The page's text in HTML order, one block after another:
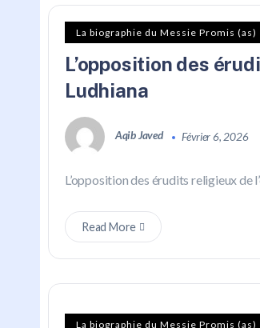
La biographie du Messie Promis (as)
L’opposition des
Ludhiana
Aqib Javed Février 6, 2026
L’opposition des érudits religieux de
Read More
La biographie du Messie Promis (as)